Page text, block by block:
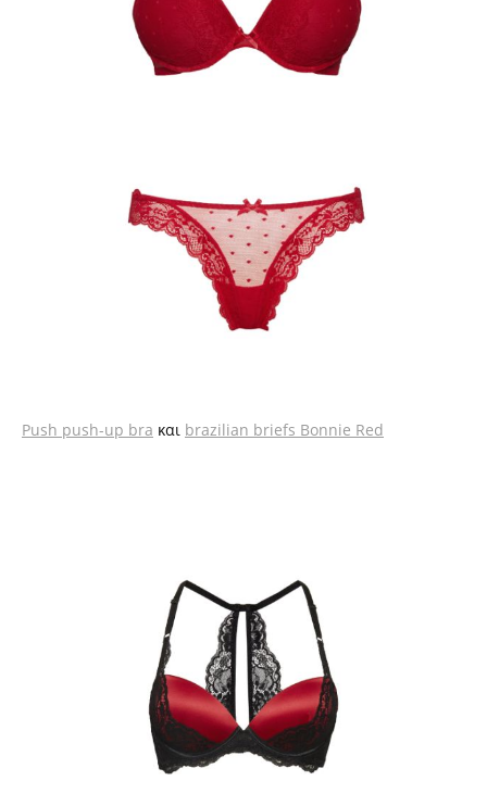
Push push-up bra και brazilian briefs Bonnie Red